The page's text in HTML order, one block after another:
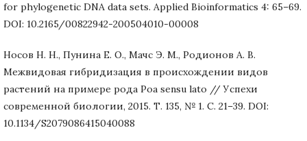
for phylogenetic DNA data sets. Applied Bioinformatics 4: 65–69.
DOI: 10.2165/00822942-200504010-00008
Носов Н. Н., Пунина Е. О., Мачс Э. М., Родионов А. В.
Межвидовая гибридизация в происхождении видов
растений на примере рода Poa sensu lato // Успехи
современной биологии, 2015. Т. 135, № 1. С. 21–39. DOI:
10.1134/S2079086415040088